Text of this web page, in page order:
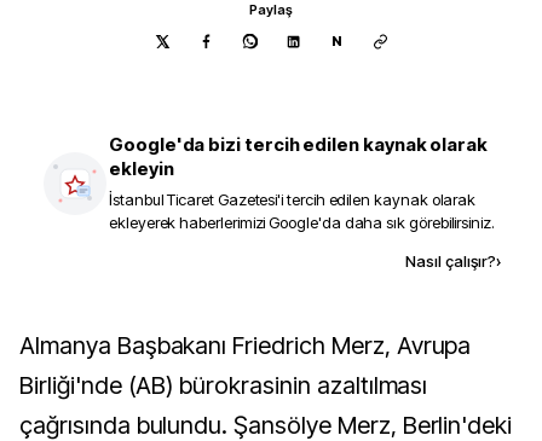
Paylaş
N
Google'da bizi tercih edilen kaynak olarak
ekleyin
İstanbul Ticaret Gazetesi'i tercih edilen kaynak olarak
ekleyerek haberlerimizi Google'da daha sık görebilirsiniz.
Nasıl çalışır?›
Almanya Başbakanı Friedrich Merz, Avrupa
Birliği'nde (AB) bürokrasinin azaltılması
çağrısında bulundu. Şansölye Merz, Berlin'deki